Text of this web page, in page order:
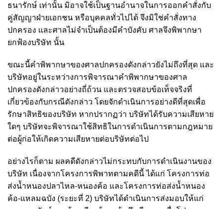
ธนารักษ์ เท่านั้น มิอาจใช้เป็นฐานอำนาจในการออกคำสั่งกับ
คู่สัญญาฝ่ายเอกชน หรือบุคคลทั่วไปได้ จึงมิใช่คำสั่งทาง
ปกครอง และศาลไม่จำเป็นต้องมีคำบังคับ ศาลจึงพิพากษา
ยกฟ้องบริษัท นั้น
ขณะนี้คำพิพากษาของศาลปกครองดังกล่าวยังไม่ถึงที่สุด และ
บริษัทอยู่ในระหว่างการพิจารณาคำพิพากษาของศาล
ปกครองดังกล่าวอย่างถี่ถ้วน และตรวจสอบข้อเท็จจริงที่
เกี่ยวข้องกับกรณีดังกล่าว โดยจักดำเนินการอย่างดีที่สุดเพื่อ
รักษาสิทธิของบริษัท หากปรากฏว่า บริษัทได้รับความเสียหาย
ใดๆ บริษัทจะพิจารณาใช้สิทธิในการดำเนินการตามกฎหมาย
ต่อผู้ก่อให้เกิดความเสียหายต่อบริษัทต่อไป
อย่างไรก็ตาม ผลคดีดังกล่าวไม่กระทบกับการดำเนินงานของ
บริษัท เนื่องจากโครงการพิพาทตามคดีนี้ ได้แก่ โครงการท่อ
ส่งน้ำหนองปลาไหล-หนองค้อ และโครงการท่อส่งน้ำหนอง
ค้อ-แหลมฉบัง (ระยะที่ 2) บริษัทได้ดำเนินการส่งมอบให้แก่